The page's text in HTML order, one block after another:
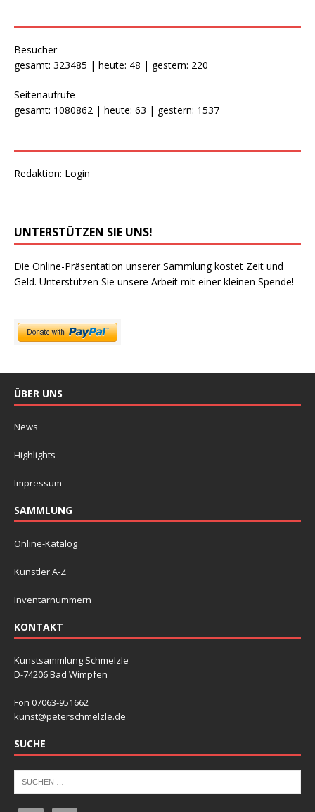
Besucher
gesamt: 323485 | heute: 48 | gestern: 220
Seitenaufrufe
gesamt: 1080862 | heute: 63 | gestern: 1537
Redaktion: Login
UNTERSTÜTZEN SIE UNS!
Die Online-Präsentation unserer Sammlung kostet Zeit und
Geld. Unterstützen Sie unsere Arbeit mit einer kleinen Spende!
ÜBER UNS
News
Highlights
Impressum
SAMMLUNG
Online-Katalog
Künstler A-Z
Inventarnummern
KONTAKT
Kunstsammlung Schmelzle
D-74206 Bad Wimpfen
Fon 07063-951662
kunst@peterschmelzle.de
SUCHE